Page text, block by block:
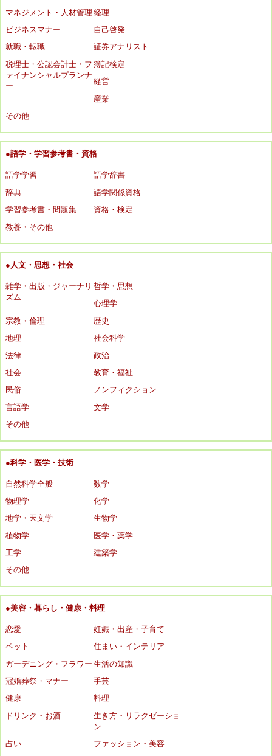
マネジメント・人材管理 経理
ビジネスマナー
自己啓発
就職・転職
証券アナリスト
税理士・公認会計士・フ
ァイナンシャルプランナ
ー
簿記検定
経営
産業
その他
●語学・学習参考書・資格
語学学習
語学辞書
辞典
語学関係資格
学習参考書・問題集
資格・検定
教養・その他
●人文・思想・社会
雑学・出版・ジャーナリ
ズム
哲学・思想
心理学
宗教・倫理
歴史
地理
社会科学
法律
政治
社会
教育・福祉
民俗
ノンフィクション
言語学
文学
その他
●科学・医学・技術
自然科学全般
数学
物理学
化学
地学・天文学
生物学
植物学
医学・薬学
工学
建築学
その他
●美容・暮らし・健康・料理
恋愛
妊娠・出産・子育て
ペット
住まい・インテリア
ガーデニング・フラワー 生活の知識
冠婚葬祭・マナー
手芸
健康
料理
ドリンク・お酒
生き方・リラクゼーショ
ン
占い
ファッション・美容